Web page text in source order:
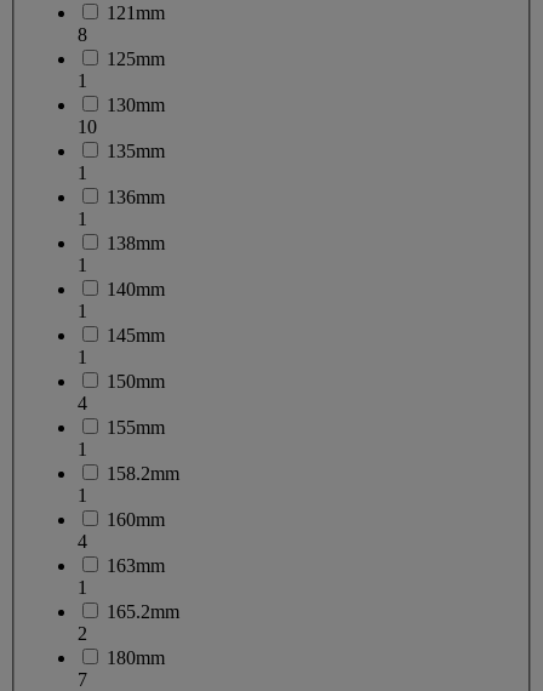
121mm
8
125mm
1
130mm
10
135mm
1
136mm
1
138mm
1
140mm
1
145mm
1
150mm
4
155mm
1
158.2mm
1
160mm
4
163mm
1
165.2mm
2
180mm
7